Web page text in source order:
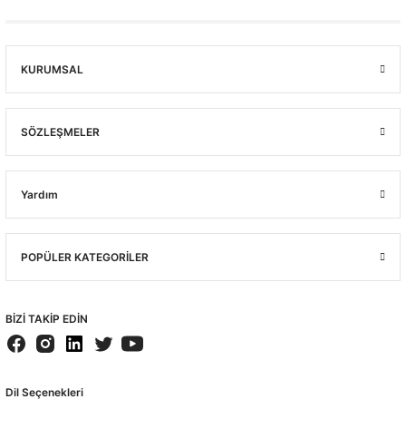
KURUMSAL
SÖZLEŞMELER
Yardım
POPÜLER KATEGORİLER
BİZİ TAKİP EDİN
Dil Seçenekleri